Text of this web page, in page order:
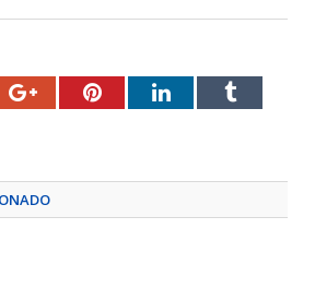
Google+PinterestLinkedInTumblr